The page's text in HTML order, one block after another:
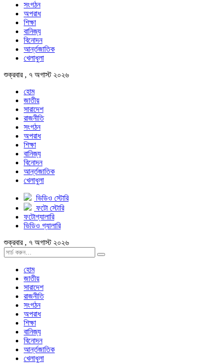
সংগঠন
অপরাধ
শিক্ষা
বানিজ্য
বিনোদন
আর্ন্তজাতিক
খেলাধুলা
শুক্রবার , ৭ অগাস্ট ২০২৬
হোম
জাতীয়
সারাদেশ
রাজনীতি
সংগঠন
অপরাধ
শিক্ষা
বানিজ্য
বিনোদন
আর্ন্তজাতিক
খেলাধুলা
ভিডিও স্টোরি
ফটো স্টোরি
ফটোগ্যালারি
ভিডিও গ্যালারি
শুক্রবার , ৭ অগাস্ট ২০২৬
হোম
জাতীয়
সারাদেশ
রাজনীতি
সংগঠন
অপরাধ
শিক্ষা
বানিজ্য
বিনোদন
আর্ন্তজাতিক
খেলাধুলা